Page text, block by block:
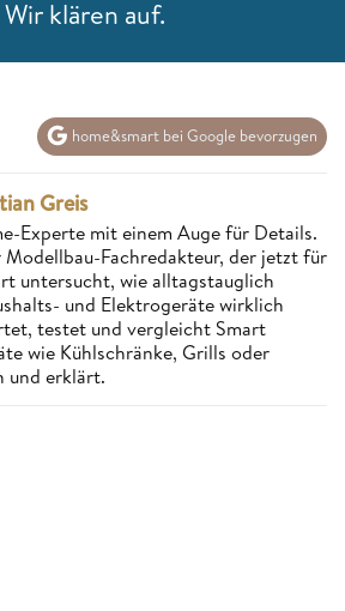
klären auf.
home&smart bei Google bevorzugen
Greis
Experte mit einem Auge für Details.
Modellbau-Fachredakteur, der jetzt für
untersucht, wie alltagstauglich
und Elektrogeräte wirklich
testet und vergleicht Smart
wie Kühlschränke, Grills oder
und erklärt.